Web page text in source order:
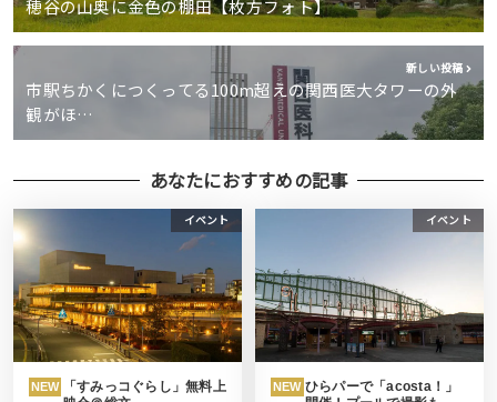
穂谷の山奥に金色の棚田【枚方フォト】
新しい投稿
市駅ちかくにつくってる100m超えの関西医大タワーの外
観がほ…
あなたにおすすめの記事
イベント
NEW
「すみっコぐらし」無料上
イベント
NEW ひらパーで「acosta！」